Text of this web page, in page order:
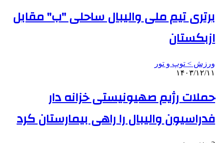
برتری تیم ملی والیبال ساحلی "ب" مقابل
ازبکستان
ورزش > توپ و تور
۱۴۰۳/۱۲/۱۱
حملات رژیم صهیونیستی خزانه دار
فدراسیون والیبال را راهی بیمارستان کرد